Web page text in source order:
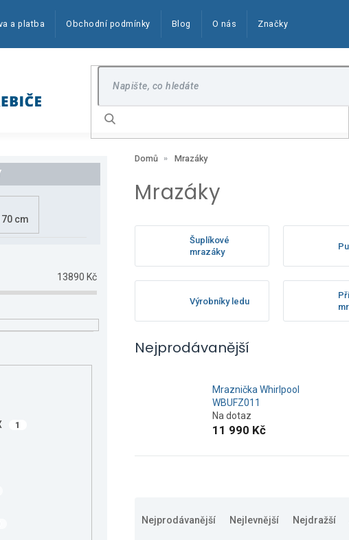
a platba Obchodní podmínky Blog O nás Značky
Hledat
cm
13890 Kč
1
Domů Mrazáky
Mrazáky
Šuplíkové
mrazáky
Výrobníky ledu
Nejprodávanější
Mraznička Whirlpool
WBUFZ011
Na dotaz
11 990 Kč
aNejprodávanější Nejlevnější Nejdražší